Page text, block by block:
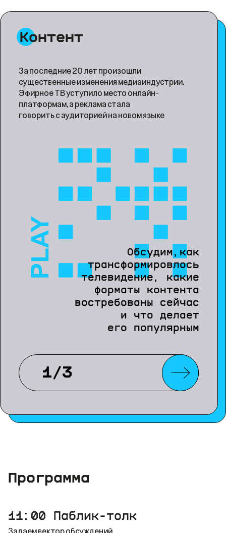
Контент
1/3
За последние 20 лет произошли
существенные изменения медиаиндустрии.
Эфирное ТВ уступило место онлайн-
платформам, а реклама стала
говорить с аудиторией на новом языке
Обсудим,как
трансформировлось
телевидение, какие
форматы контента
востребованы сейчас
и что делает
его популярным
Программа
11:00 Паблик-толк